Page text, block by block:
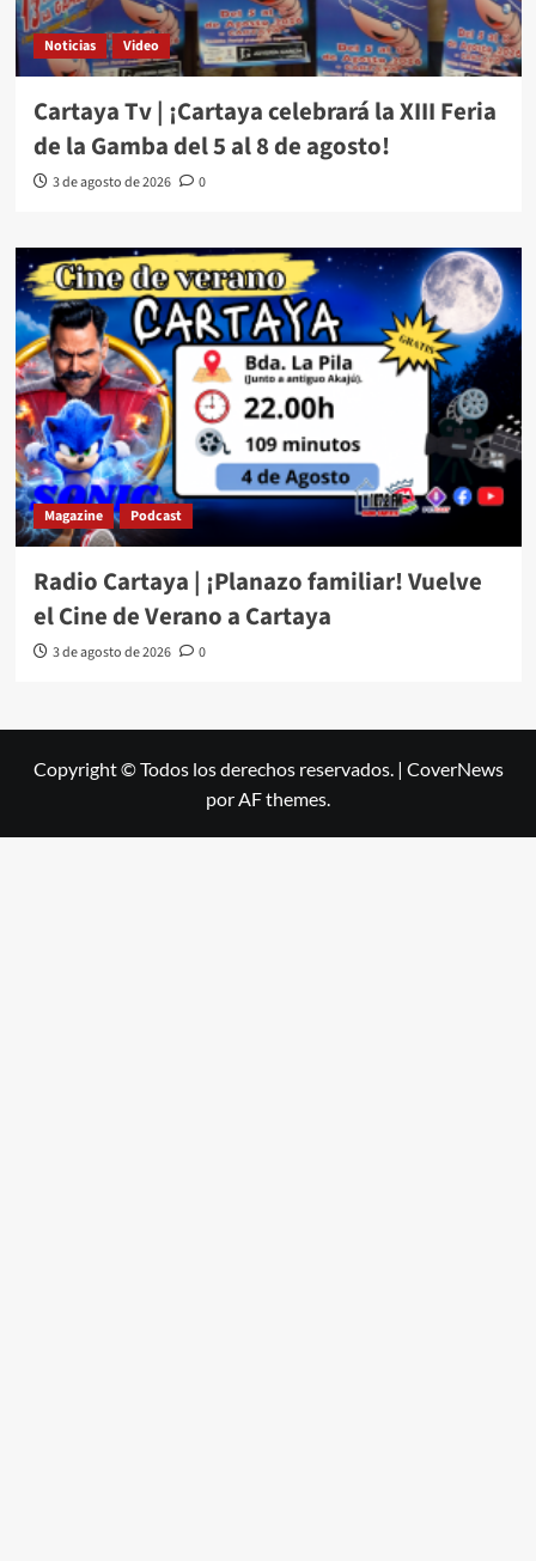
Noticias Video
Cartaya Tv | ¡Cartaya celebrará la XIII Feria
de la Gamba del 5 al 8 de agosto!
3 de agosto de 2026 0
Magazine Podcast
Radio Cartaya | ¡Planazo familiar! Vuelve
el Cine de Verano a Cartaya
3 de agosto de 2026 0
Copyright © Todos los derechos reservados. | CoverNews
por AF themes.